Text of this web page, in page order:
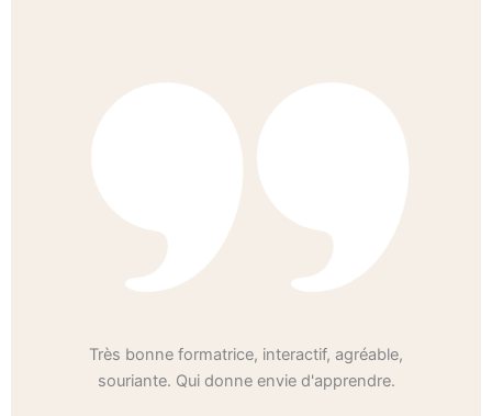
Très bonne formatrice, interactif, agréable,
souriante. Qui donne envie d'apprendre.